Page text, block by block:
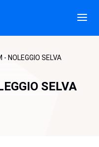
- NOLEGGIO SELVA
SELVA